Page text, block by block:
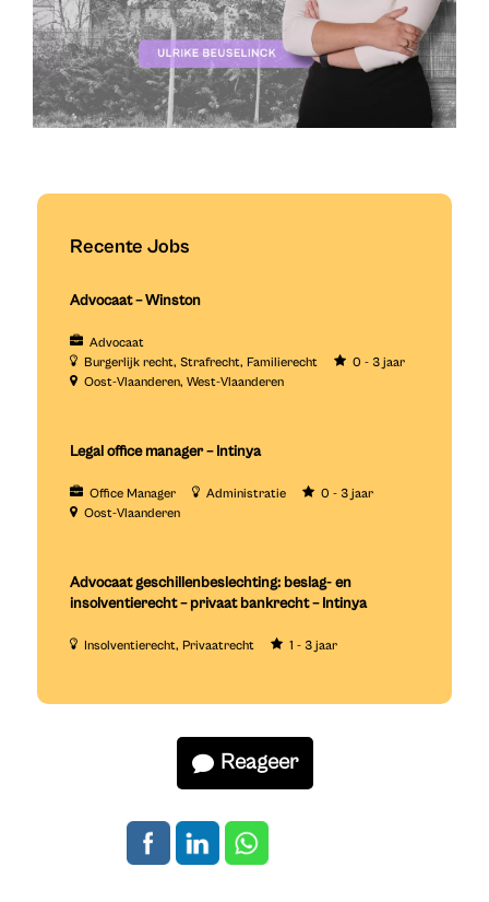
Recente Jobs
Advocaat – Winston
Advocaat
Burgerlijk recht Strafrecht Familierecht
0 - 3 jaar
Oost-Vlaanderen West-Vlaanderen
Legal office manager – Intinya
Office Manager Administratie
0 - 3 jaar
Oost-Vlaanderen
Advocaat geschillenbeslechting: beslag- en
insolventierecht – privaat bankrecht – Intinya
Insolventierecht Privaatrecht 1 - 3 jaar
Reageer